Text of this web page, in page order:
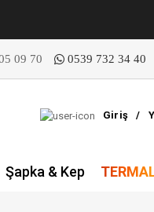
09 70 0539 732 34 40
Giriş /
Şapka & Kep